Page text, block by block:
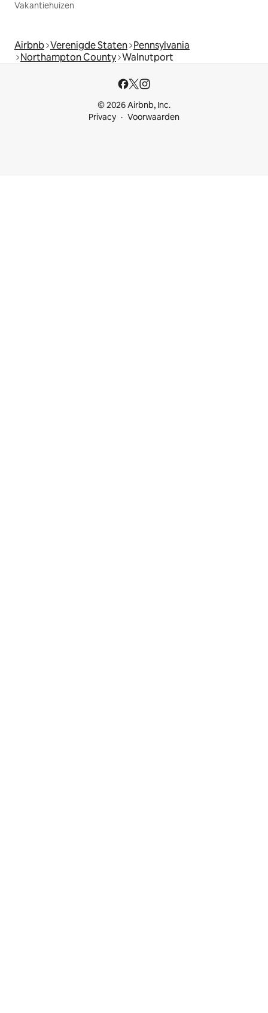
Vakantiehuizen
Airbnb Verenigde Staten Pennsylvania
Northampton County Walnutport
© 2026 Airbnb, Inc.
Privacy
Voorwaarden